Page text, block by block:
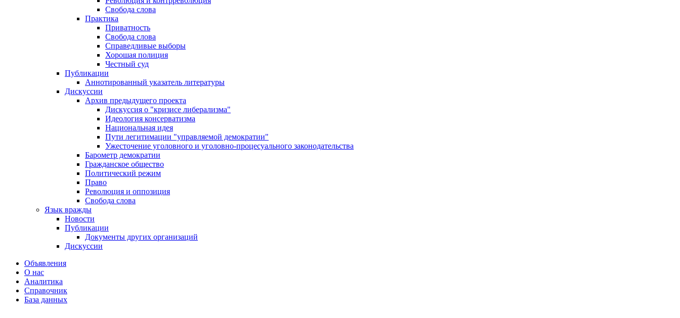
Свобода слова
Практика
Приватность
Свобода слова
Справедливые выборы
Хорошая полиция
Честный суд
Публикации
Аннотированный указатель литературы
Дискуссии
Архив предыдущего проекта
Дискуссия о "кризисе либерализма"
Идеология консерватизма
Национальная идея
Пути легитимации "управляемой демократии"
Ужесточение уголовного и уголовно-процесуального законодательства
Барометр демократии
Гражданское общество
Политический режим
Право
Революция и оппозиция
Свобода слова
Язык вражды
Новости
Публикации
Документы других организаций
Дискуссии
Объявления
О нас
Аналитика
Справочник
База данных